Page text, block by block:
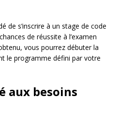
de s’inscrire à un stage de code
de réussite à l’examen
vous pourrez débuter la
le programme défini par votre
aux besoins